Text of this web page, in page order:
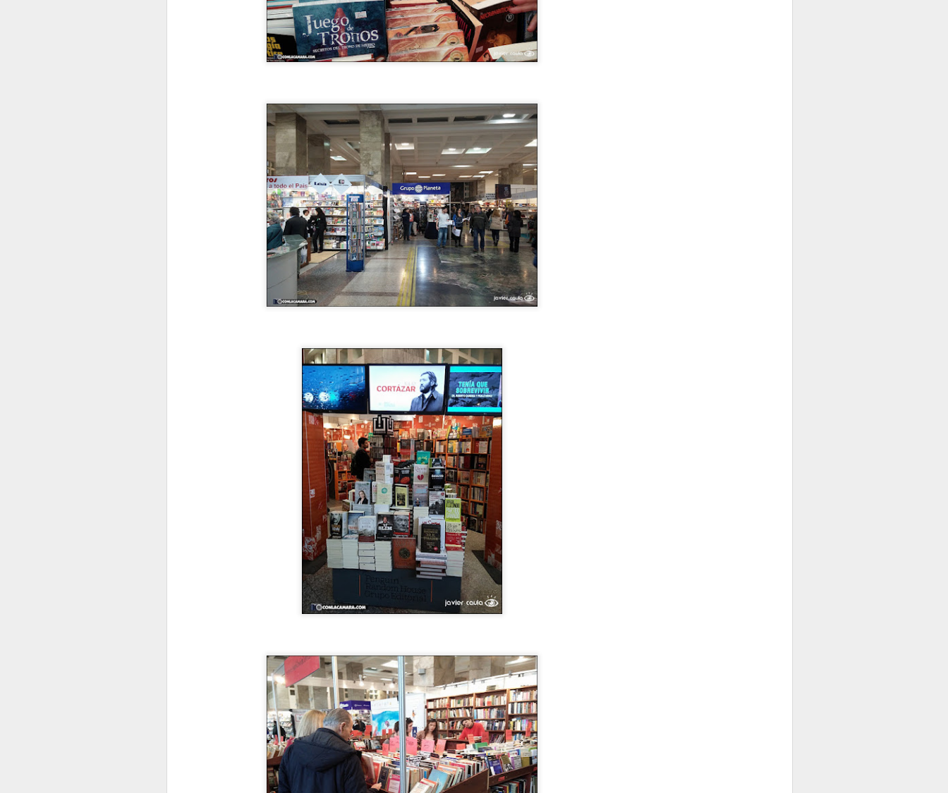
El CHORIPÁN TIENE SU MONUMENTO !! SABÉS DONDE ? A QUE
NO!!
Monumentos hay para TODOS LOS GUSTOS, pero vos sabías QUE
EXISTE EL MONUMENTO AL CHORIPÁN ? NO? TE CUENTO DONDE
JUL
12
Hotel Concordia, donde el FANTASMA DE GARDEL
AÚN VIVE !
Hotel Concordia, donde el FANTASMA DE GARDEL AÚN VIVE !
Hay un hotel en la ciudad de SALTO, República Oriental del Uruguay,
donde el FANTASMA DE CARLOS GARDEL SIGUE DEAMBULANDO.
JUL
5
El dia que...MIKE TYSON QUISO PELEAR CON UN
GORILA.
COMO y POR QUÉ SE LE OCURRIÓ ESA LOCURA A TYSON ? Dejá
tu comentario opinando quien hubiese ganado. TE LO CUENTO EN EL
VIDEO.
¿Por qué CHESPIRITO no fue al VELORIO ni al
SEPELIO de DON RAMÓN?
¿Por qué CHESPIRITO no fue al VELORIO ni al SEPELIO de DON
RAMÓN?
Muchas cosas se dicen al respecto, PERO LA VERDAD ES UNA
SOLA y te la cuento en el video. NO TODO ERAN ROSAS en LA
VECINDAD DEL CHAVO, Hay quienes dicen que el principio del fin del
programa fue causado por Florinda Meza, la YOKO ONO de ROBERTO
GOMEZ BOLAÑOS.
JUL
ENCONTRÉ MEDALLA DEL EXORCISTA de SAN
DETECTANDO METALES EN LA PLAYA encontré enterrada en la
arena LA PODEROSA MEDALLA DE SAN BENITO, la misma que se
usa EN LOS EXORCISMOS para EXPULSAR AL DEMONIO del cuerpo
que fue poseído por el MALIGNO.
JUL
La casa EMBRUJAD de Chespirito. EL FANTASMA